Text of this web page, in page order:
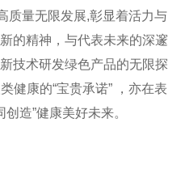
质量无限发展,彰显着活力与
的精神，与代表未来的深邃
技术研发绿色产品的无限探
健康的“宝贵承诺” ，亦在表
造”健康美好未来。